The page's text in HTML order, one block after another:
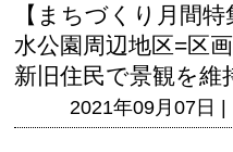
【まちづくり月間
水公園周辺地区=区
新旧住民で景観を維
2021年09月07日 |